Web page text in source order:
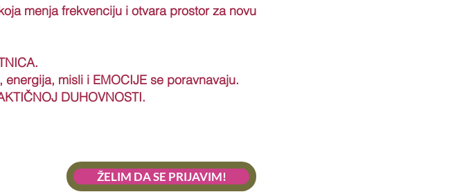
menja frekvenciju i otvara prostor za novu
misli i EMOCIJE se poravnavaju.
DUHOVNOSTI.
ŽELIM DA SE PRIJAVIM!